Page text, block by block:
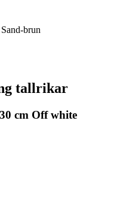
brun
tallrikar
cm Off white